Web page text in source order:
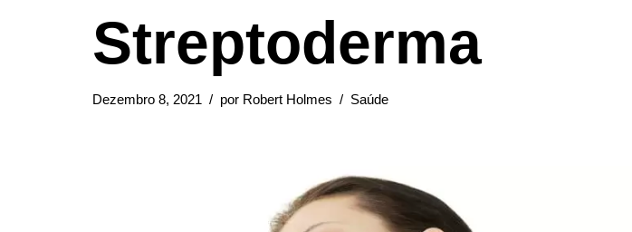
Streptoderma
Dezembro 8, 2021 por Robert Holmes Saúde